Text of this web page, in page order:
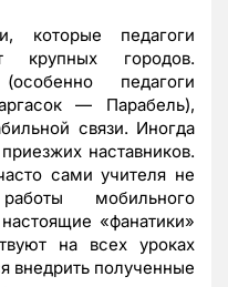
которые педагоги
крупных городов.
педагоги
— Парабель),
связи. Иногда
наставников.
сами учителя не
мобильного
«фанатики»
на всех уроках
внедрить полученные